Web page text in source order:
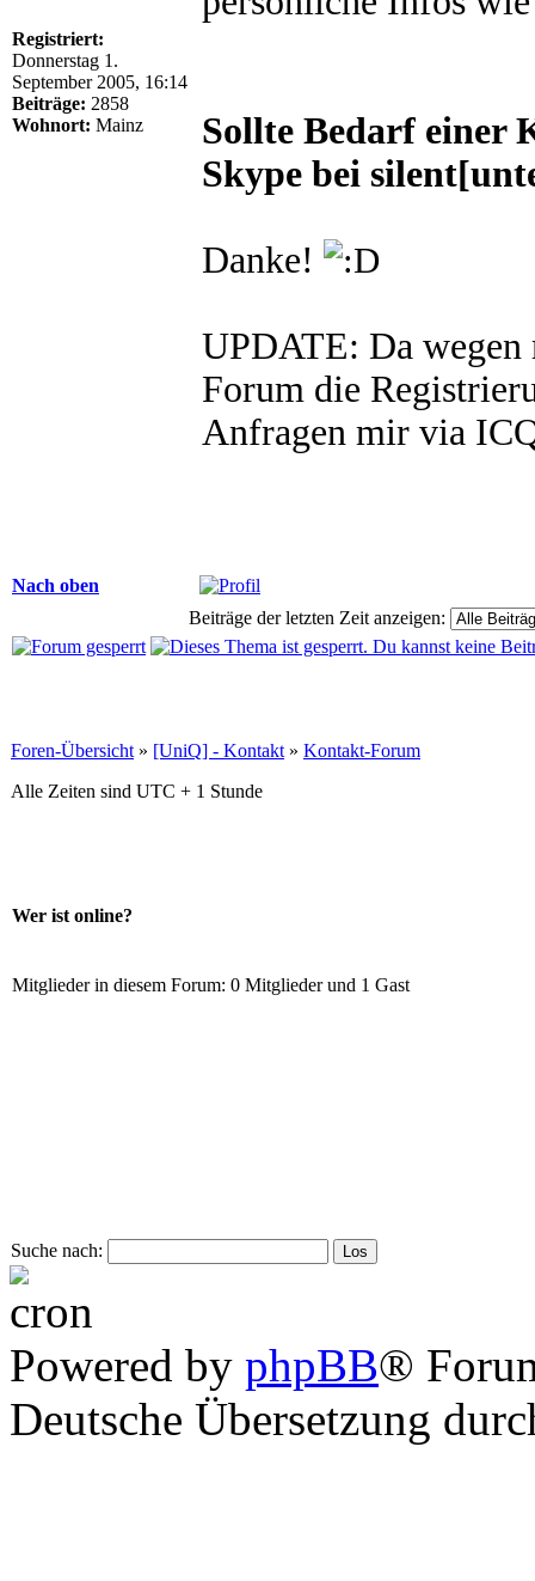
Registriert:
Donnerstag 1.
September 2005, 16:14
Beiträge: 2858
Wohnort: Mainz
Sollte Bedarf einer
Skype bei
Danke!
UPDATE: Da wegen
Forum die
Anfragen mir via
Nach oben
Beiträge der letzten Zeit anzeigen:
Foren-Übersicht » [UniQ] - Kontakt » Kontakt-Forum
Alle Zeiten sind UTC + 1 Stunde
Wer ist online?
Mitglieder in diesem Forum: 0 Mitglieder und 1 Gast
Suche nach:
Powered by phpBB®
Deutsche Übersetzung